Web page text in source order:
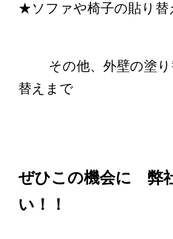
★ソファや椅子の貼り替
その他、外壁の塗り
替えまで
ぜひこの機会に 弊
い！！